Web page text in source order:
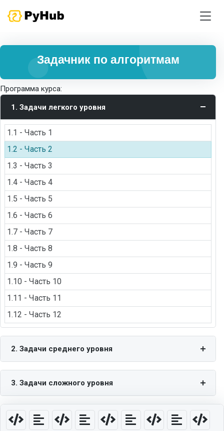
Задачник по алгоритмам
Программа курса:
1. Задачи легкого уровня
1.1 - Часть 1
1.2 - Часть 2
1.3 - Часть 3
1.4 - Часть 4
1.5 - Часть 5
1.6 - Часть 6
1.7 - Часть 7
1.8 - Часть 8
1.9 - Часть 9
1.10 - Часть 10
1.11 - Часть 11
1.12 - Часть 12
2. Задачи среднего уровня
3. Задачи сложного уровня